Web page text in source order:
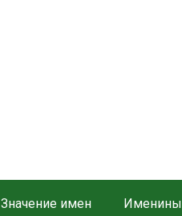
Значение имен Именины